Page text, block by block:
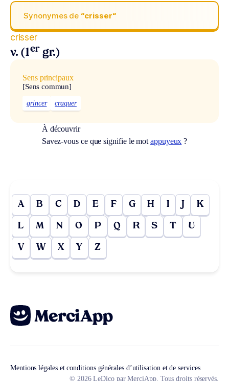
Synonymes de “crisser“
crisser
v. (1er gr.)
Sens principaux
[Sens commun]
grincer craquer
À découvrir
Savez-vous ce que signifie le motappuyeux ?
A B C D E F G H I J K
L M N O P Q R S T U
V W X Y Z
Mentions légales et conditions générales d’utilisation et de services
© 2026 LeDico par MerciApp. Tous droits réservés.